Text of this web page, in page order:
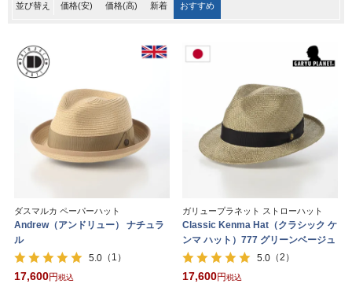
並び替え 価格(安) 価格(高) 新着 おすすめ
ダスマルカ ペーパーハット
Andrew（アンドリュー） ナチュラ
ル
5.0 （1）
17,600
税込
ガリュープラネット ストローハット
Classic Kenma Hat（クラシック ケ
ンマ ハット）777 グリーンベージュ
5.0 （2）
17,600
税込